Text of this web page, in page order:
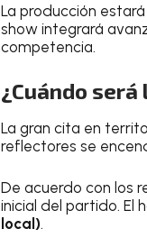
La producción
show integrará
competencia.
¿Cuándo será
La gran cita en
reflectores se
De acuerdo con los
inicial del partido. El
local).